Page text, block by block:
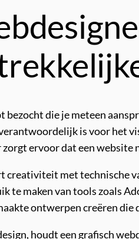
die je meteen
is voor het
ervoor dat een
creativiteit met technische
te maken van tools zoals
ontwerpen creëren die
houdt een grafisch